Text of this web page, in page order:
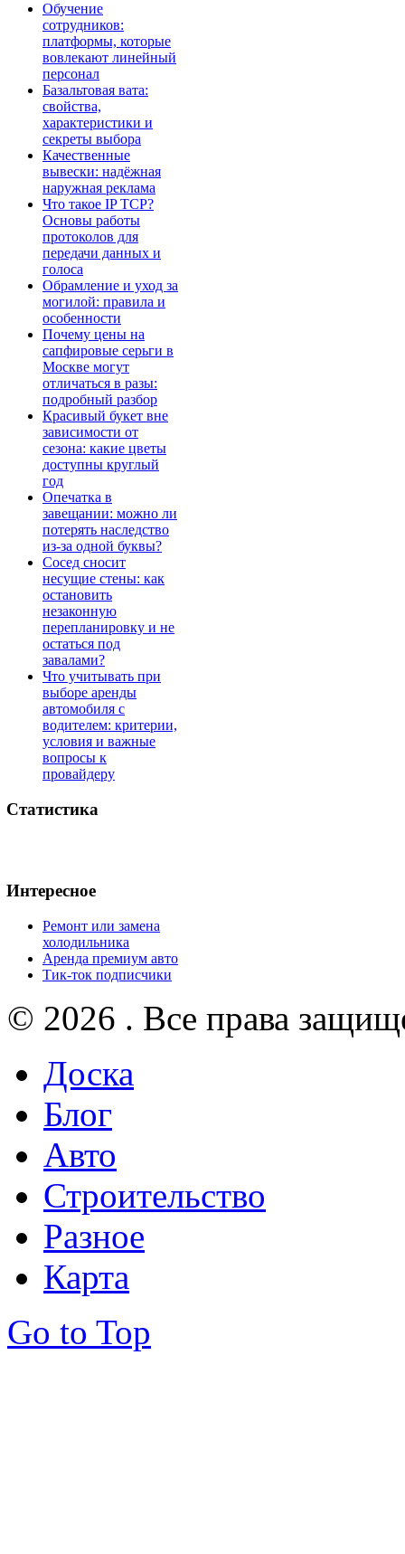
Обучение
сотрудников:
платформы, которые
вовлекают линейный
персонал
Базальтовая вата:
свойства,
характеристики и
секреты выбора
Качественные
вывески: надёжная
наружная реклама
Что такое IP TCP?
Основы работы
протоколов для
передачи данных и
голоса
Обрамление и уход за
могилой: правила и
особенности
Почему цены на
сапфировые серьги в
Москве могут
отличаться в разы:
подробный разбор
Красивый букет вне
зависимости от
сезона: какие цветы
доступны круглый
год
Опечатка в
завещании: можно ли
потерять наследство
из-за одной буквы?
Сосед сносит
несущие стены: как
остановить
незаконную
перепланировку и не
остаться под
завалами?
Что учитывать при
выборе аренды
автомобиля с
водителем: критерии,
условия и важные
вопросы к
провайдеру
Статистика
Интересное
Ремонт или замена
холодильника
Аренда премиум авто
Тик-ток подписчики
© 2026 . Все права
Доска
Блог
Авто
Строительство
Разное
Карта
Go to Top